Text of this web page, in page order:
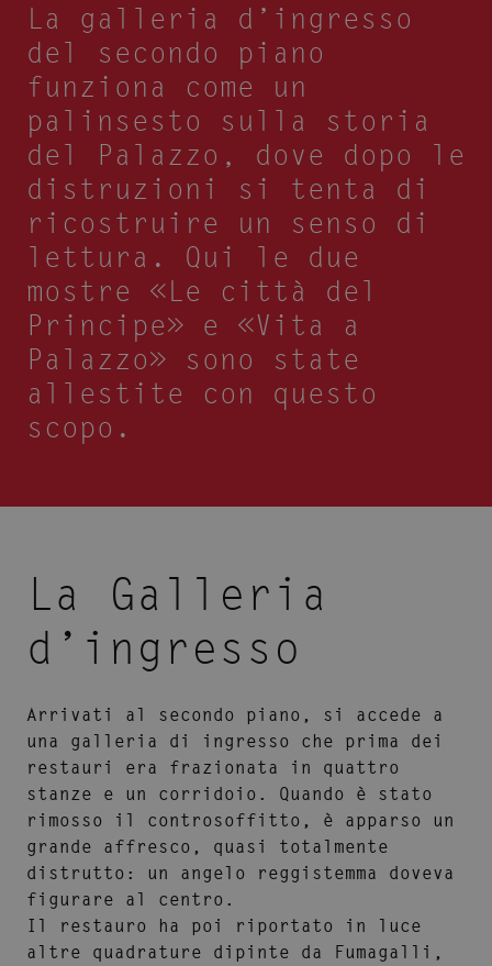
La galleria d’ingresso
del secondo piano
funziona come un
palinsesto sulla storia
del Palazzo, dove dopo le
distruzioni si tenta di
ricostruire un senso di
lettura. Qui le due
mostre «Le città del
Principe» e «Vita a
Palazzo» sono state
allestite con questo
scopo.
La Galleria
d’ingresso
Arrivati al secondo piano, si accede a
una galleria di ingresso che prima dei
restauri era frazionata in quattro
stanze e un corridoio. Quando è stato
rimosso il controsoffitto, è apparso un
grande affresco, quasi totalmente
distrutto: un angelo reggistemma doveva
figurare al centro.
Il restauro ha poi riportato in luce
altre quadrature dipinte da Fumagalli,